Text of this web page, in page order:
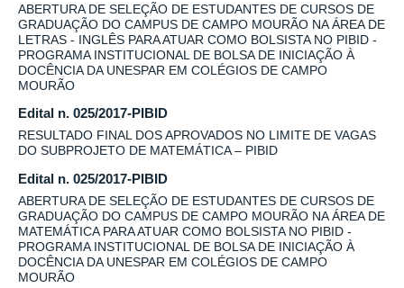
ABERTURA DE SELEÇÃO DE ESTUDANTES DE CURSOS DE
GRADUAÇÃO DO CAMPUS DE CAMPO MOURÃO NA ÁREA DE
LETRAS - INGLÊS PARA ATUAR COMO BOLSISTA NO PIBID -
PROGRAMA INSTITUCIONAL DE BOLSA DE INICIAÇÃO À
DOCÊNCIA DA UNESPAR EM COLÉGIOS DE CAMPO
MOURÃO
Edital n. 025/2017-PIBID
RESULTADO FINAL DOS APROVADOS NO LIMITE DE VAGAS
DO SUBPROJETO DE MATEMÁTICA – PIBID
Edital n. 025/2017-PIBID
ABERTURA DE SELEÇÃO DE ESTUDANTES DE CURSOS DE
GRADUAÇÃO DO CAMPUS DE CAMPO MOURÃO NA ÁREA DE
MATEMÁTICA PARA ATUAR COMO BOLSISTA NO PIBID -
PROGRAMA INSTITUCIONAL DE BOLSA DE INICIAÇÃO À
DOCÊNCIA DA UNESPAR EM COLÉGIOS DE CAMPO
MOURÃO